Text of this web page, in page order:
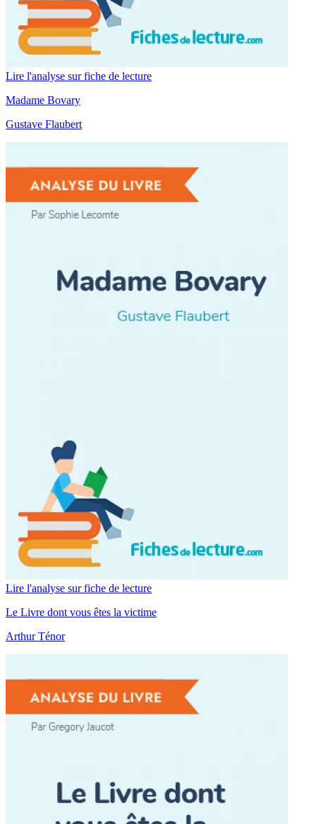
Lire l'analyse sur fiche de lecture
Madame Bovary
Gustave Flaubert
Lire l'analyse sur fiche de lecture
Le Livre dont vous êtes la victime
Arthur Ténor